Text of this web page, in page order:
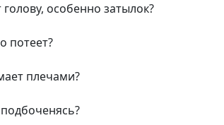
особенно затылок?
потеет?
плечами?